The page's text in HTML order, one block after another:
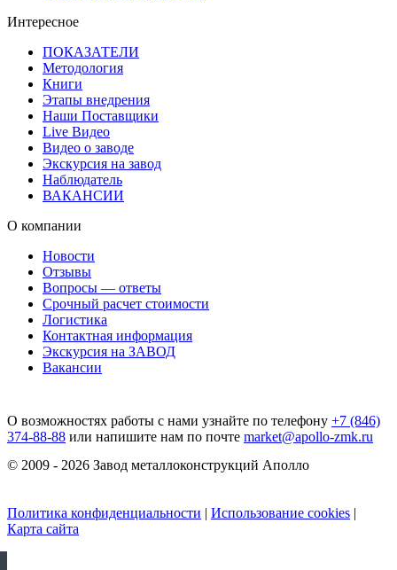
Интересное
ПОКАЗАТЕЛИ
Методология
Книги
Этапы внедрения
Наши Поставщики
Live Видео
Видео о заводе
Экскурсия на завод
Наблюдатель
ВАКАНСИИ
О компании
Новости
Отзывы
Вопросы — ответы
Срочный расчет стоимости
Логистика
Контактная информация
Экскурсия на ЗАВОД
Вакансии
О возможностях работы с нами узнайте по телефону +7 (846)
374-88-88 или напишите нам по почте market@apollo-zmk.ru
© 2009 - 2026 Завод металлоконструкций Аполло
Политика конфиденциальности | Использование cookies |
Карта сайта